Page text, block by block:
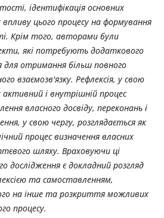
ідентифікація основних
цього процесу на формування
Крім того, авторами були
які потребують додаткового
для отримання більш повного
взаємозв'язку. Рефлексія, у свою
активний і внутрішній процес
власного досвіду, переконань і
у свою чергу, розглядається як
процес визначення власних
шляху. Враховуючи ці
є докладний розгляд
та самоставленням,
на інше та розкриття можливих
процесу.